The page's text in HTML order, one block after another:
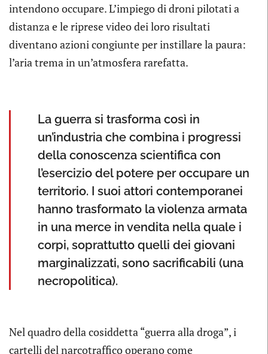
intendono occupare. L’impiego di droni pilotati a
distanza e le riprese video dei loro risultati
diventano azioni congiunte per instillare la paura:
l’aria trema in un’atmosfera rarefatta.
La guerra si trasforma così in
un’industria che combina i progressi
della conoscenza scientifica con
l’esercizio del potere per occupare un
territorio. I suoi attori contemporanei
hanno trasformato la violenza armata
in una merce in vendita nella quale i
corpi, soprattutto quelli dei giovani
marginalizzati, sono sacrificabili (una
necropolitica).
Nel quadro della cosiddetta “guerra alla droga”, i
cartelli del narcotraffico operano come